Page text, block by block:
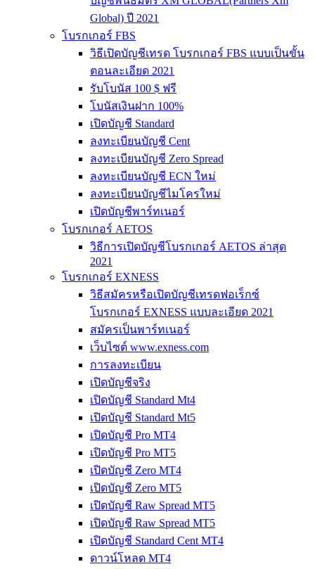
Global) ปี 2021
โบรกเกอร์ FBS
วิธีเปิดบัญชีเทรด โบรกเกอร์ FBS แบบเป็นขั้น
ตอนละเอียด 2021
รับโบนัส 100 $ ฟรี
โบนัสเงินฝาก 100%
เปิดบัญชี Standard
ลงทะเบียนบัญชี Cent
ลงทะเบียนบัญชี Zero Spread
ลงทะเบียนบัญชี ECN ใหม่
ลงทะเบียนบัญชีไมโครใหม่
เปิดบัญชีพาร์ทเนอร์
โบรกเกอร์ AETOS
วิธีการเปิดบัญชีโบรกเกอร์ AETOS ล่าสุด
2021
โบรกเกอร์ EXNESS
วิธีสมัครหรือเปิดบัญชีเทรดฟอเร็กซ์
โบรกเกอร์ EXNESS แบบละเอียด 2021
สมัครเป็นพาร์ทเนอร์
เว็บไซต์ www.exness.com
การลงทะเบียน
เปิดบัญชีจริง
เปิดบัญชี Standard Mt4
เปิดบัญชี Standard Mt5
เปิดบัญชี Pro MT4
เปิดบัญชี Pro MT5
เปิดบัญชี Zero MT4
เปิดบัญชี Zero MT5
เปิดบัญชี Raw Spread MT5
เปิดบัญชี Raw Spread MT5
เปิดบัญชี Standard Cent MT4
ดาวน์โหลด MT4